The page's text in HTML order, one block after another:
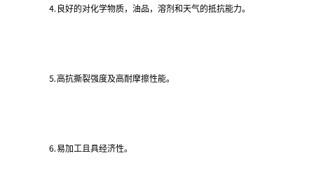
⒋良好的对化学物质，油品，溶剂和天气的抵抗能力。
⒌高抗撕裂强度及高耐摩擦性能。
⒍易加工且具经济性。